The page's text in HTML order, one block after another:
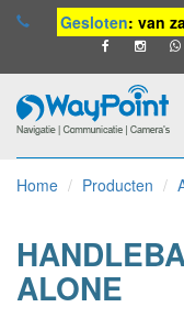
Gesloten: van
-
naar
Home Producten
ALONE